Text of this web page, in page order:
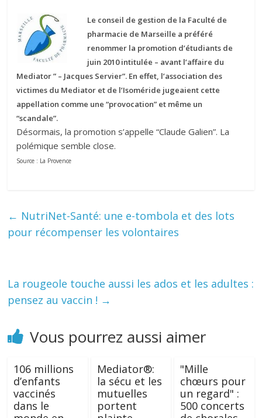
Le conseil de gestion de la Faculté de
pharmacie de Marseille a préféré
renommer la promotion d’étudiants de
juin 2010 intitulée – avant l’affaire du
Mediator ” – Jacques Servier”. En effet, l’association des
victimes du Mediator et de l’Isoméride jugeaient cette
appellation comme une “provocation” et même un
“scandale”.
Désormais, la promotion s’appelle “Claude Galien”. La
polémique semble close.
Source : La Provence
← NutriNet-Santé: une e-tombola et des lots
pour récompenser les volontaires
La rougeole touche aussi les ados et les adultes :
pensez au vaccin ! →
Vous pourrez aussi aimer
106 millions
d’enfants
vaccinés
dans le
Mediator®:
la sécu et les
mutuelles
portent
"Mille
chœurs pour
un regard" :
500 concerts